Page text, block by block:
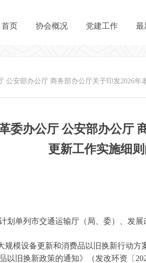
首页 协会概况 党建工作 最
委办公厅 公安部办公厅
更新工作实施细
划单列市交通运输厅（局、委）、发
模设备更新和消费品以旧换新行动方
以旧换新政策的通知》（发改环资〔
公安部办公厅 商务部办公厅关于印发2026年